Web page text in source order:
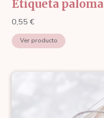
Etiqueta paloma
0,55 €
Ver producto